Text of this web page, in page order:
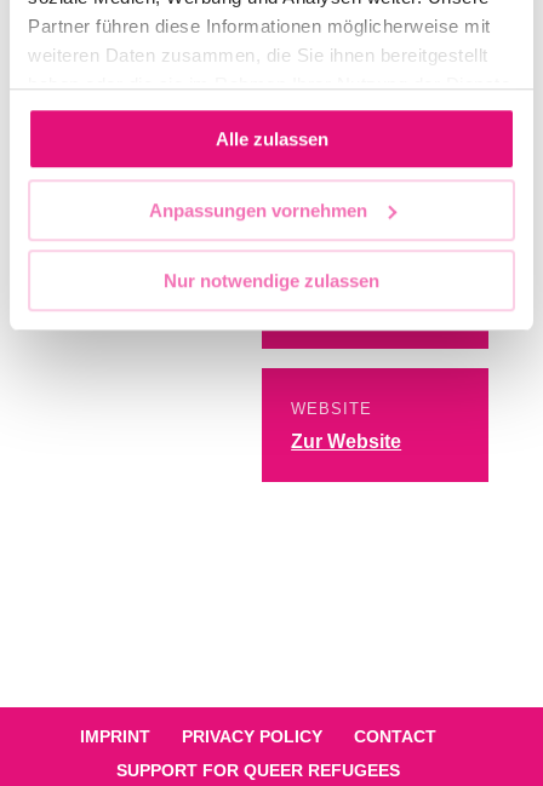
Partner führen diese Informationen möglicherweise mit
weiteren Daten zusammen, die Sie ihnen bereitgestellt
haben oder die sie im Rahmen Ihrer Nutzung der Dienste
gesammelt haben.
Alle zulassen
Anpassungen vornehmen
Nur notwendige zulassen
Premium
Entertainment
GmbH
EINTRITT
Free admission
WEBSITE
Zur Website
IMPRINT PRIVACY POLICY
CONTACT
SUPPORT FOR QUEER REFUGEES